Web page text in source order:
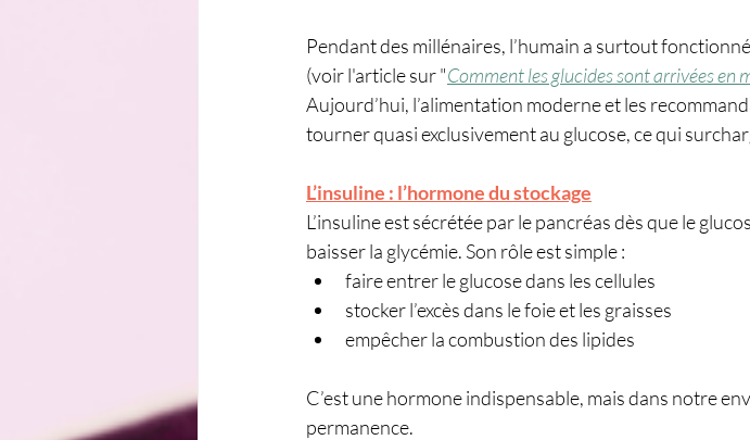
Pendant des millénaires, l’humain a surtout
(voir l'article sur "Comment les glucides sont arrivées en
Aujourd’hui, l’alimentation moderne et les
tourner quasi exclusivement au glucose, ce qui
L’insuline : l’hormone du stockage
L’insuline est sécrétée par le pancréas dès que le
baisser la glycémie. Son rôle est simple :
faire entrer le glucose dans les cellules
stocker l’excès dans le foie et les graisses
empêcher la combustion des lipides
C’est une hormone indispensable, mais dans notre
permanence.